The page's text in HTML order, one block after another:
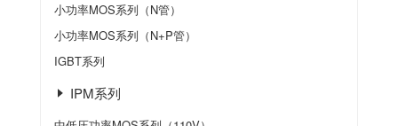
小功率MOS系列（N管）
小功率MOS系列（N+P管）
IGBT系列
IPM系列